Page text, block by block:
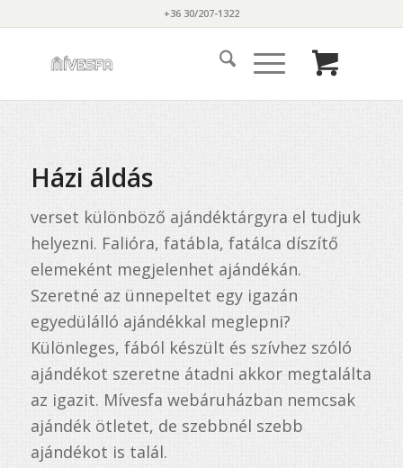
+36 30/207-1322
Házi áldás
verset különböző ajándéktárgyra el tudjuk
helyezni. Falióra, fatábla, fatálca díszítő
elemeként megjelenhet ajándékán.
Szeretné az ünnepeltet egy igazán
egyedülálló ajándékkal meglepni?
Különleges, fából készült és szívhez szóló
ajándékot szeretne átadni akkor megtalálta
az igazit. Mívesfa webáruházban nemcsak
ajándék ötletet, de szebbnél szebb
ajándékot is talál.